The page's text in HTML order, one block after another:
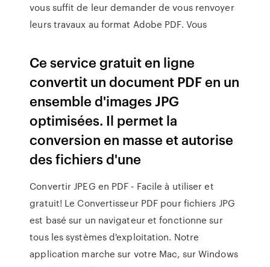
vous sufﬁt de leur demander de vous renvoyer
leurs travaux au format Adobe PDF. Vous
Ce service gratuit en ligne
convertit un document PDF en un
ensemble d'images JPG
optimisées. Il permet la
conversion en masse et autorise
des fichiers d'une
Convertir JPEG en PDF - Facile à utiliser et
gratuit! Le Convertisseur PDF pour fichiers JPG
est basé sur un navigateur et fonctionne sur
tous les systèmes d'exploitation. Notre
application marche sur votre Mac, sur Windows